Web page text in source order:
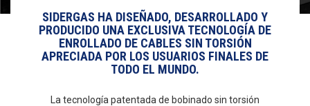
SIDERGAS HA DISEÑADO, DESARROLLADO Y
PRODUCIDO UNA EXCLUSIVA TECNOLOGÍA DE
ENROLLADO DE CABLES SIN TORSIÓN
APRECIADA POR LOS USUARIOS FINALES DE
TODO EL MUNDO.
La tecnología patentada de bobinado sin torsión